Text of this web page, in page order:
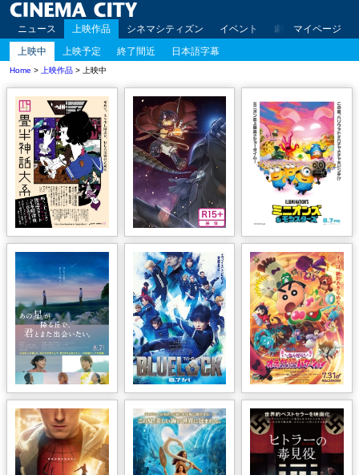
ニュース 上映作品 シネマシティズン イベント 劇場案内 アク
マイページ
上映中
上映予定 終了間近 日本語字幕
Home > 上映作品 > 上映中